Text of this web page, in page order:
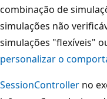
combinação de
simulações não
simulações "flexíveis"
personalizar o
SessionController no